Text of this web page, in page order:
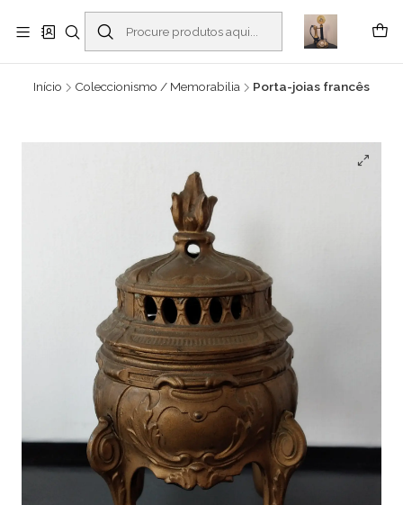
Buscantiguidades - Leilões. Colecionismo e antiguidades em Viana do
Castelo -
Ler mais
Início Coleccionismo / Memorabilia Porta-joias francês